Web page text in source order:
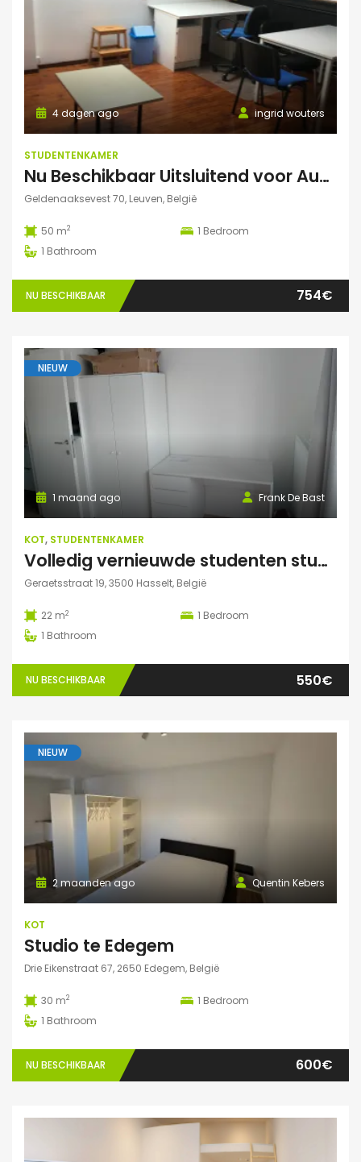
ingrid wouters
4 dagen ago
STUDENTENKAMER
Nu Beschikbaar Uitsluitend voor Augustus 2026 in Leuven Studio
Geldenaaksevest 70, Leuven, België
50 m2 1 Bedroom
1 Bathroom
NU BESCHIKBAAR 754€
NIEUW
Frank De Bast
1 maand ago
KOT, STUDENTENKAMER
Volledig vernieuwde studenten studio te huur
Geraetsstraat 19, 3500 Hasselt, België
22 m2 1 Bedroom
1 Bathroom
NU BESCHIKBAAR 550€
NIEUW
Quentin Kebers
2 maanden ago
KOT
Studio te Edegem
Drie Eikenstraat 67, 2650 Edegem, België
30 m2 1 Bedroom
1 Bathroom
NU BESCHIKBAAR 600€